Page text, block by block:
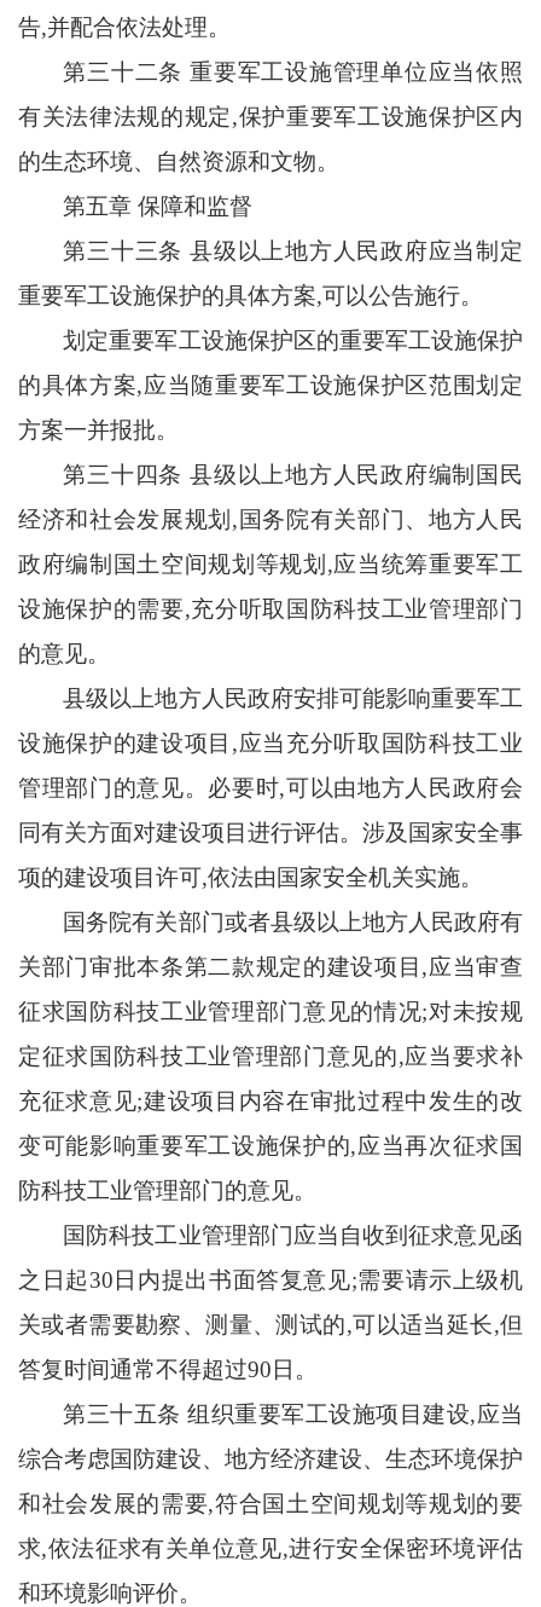
告,并配合依法处理。
第三十二条 重要军工设施管理单位应当依照
有关法律法规的规定,保护重要军工设施保护区内
的生态环境、自然资源和文物。
第五章 保障和监督
第三十三条 县级以上地方人民政府应当制定
重要军工设施保护的具体方案,可以公告施行。
划定重要军工设施保护区的重要军工设施保护
的具体方案,应当随重要军工设施保护区范围划定
方案一并报批。
第三十四条 县级以上地方人民政府编制国民
经济和社会发展规划 ,国务院有关部门、地方人民
政府编制国土空间规划等规划,应当统筹重要军工
设施保护的需要,充分听取国防科技工业管理部门
的意见。
县级以上地方人民政府安排可能影响重要军工
设施保护的建设项目 ,应当充分听取国防科技工业
管理部门的意见。必要时,可以由地方人民政府会
同有关方面对建设项目进行评估。涉及国家安全事
项的建设项目许可,依法由国家安全机关实施。
国务院有关部门或者县级以上地方人民政府有
关部门审批本条第二款规定的建设项目 ,应当审查
征求国防科技工业管理部门意见的情况;对未按规
定征求国防科技工业管理部门意见的,应当要求补
充征求意见;建设项目内容在审批过程中发生的改
变可能影响重要军工设施保护的,应当再次征求国
防科技工业管理部门的意见。
国防科技工业管理部门应当自收到征求意见函
之日起30日内提出书面答复意见;需要请示上级机
关或者需要勘察、测量、测试的,可以适当延长,但
答复时间通常不得超过90日。
第三十五条 组织重要军工设施项目建设,应当
综合考虑国防建设、地方经济建设、生态环境保护
和社会发展的需要,符合国土空间规划等规划的要
求,依法征求有关单位意见,进行安全保密环境评估
和环境影响评价。